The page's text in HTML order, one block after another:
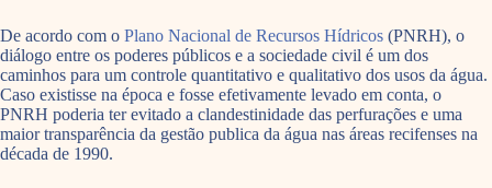
De acordo com o Plano Nacional de Recursos Hídricos (PNRH), o
diálogo entre os poderes públicos e a sociedade civil é um dos
caminhos para um controle quantitativo e qualitativo dos usos da água.
Caso existisse na época e fosse efetivamente levado em conta, o
PNRH poderia ter evitado a clandestinidade das perfurações e uma
maior transparência da gestão publica da água nas áreas recifenses na
década de 1990.